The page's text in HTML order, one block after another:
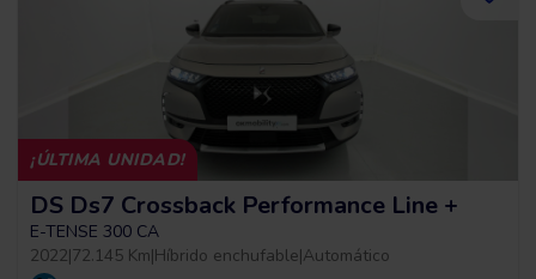
¡ÚLTIMA UNIDAD!
DS Ds7 Crossback Performance Line +
E-TENSE 300 CA
2022|72.145 Km|Híbrido enchufable|Automático